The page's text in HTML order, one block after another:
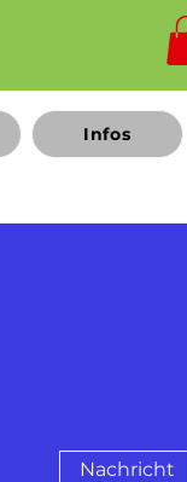
Infos
Nachricht